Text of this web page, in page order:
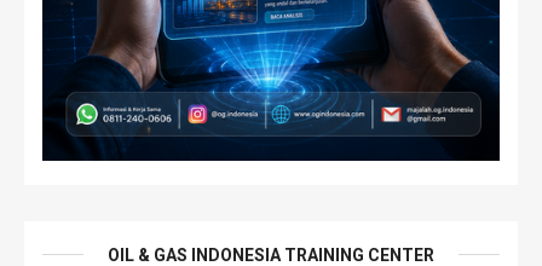
OIL & GAS INDONESIA TRAINING CENTER